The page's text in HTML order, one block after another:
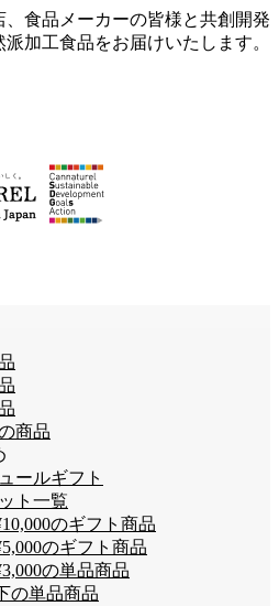
、食品メーカーの皆様と共創開発
加工食品をお届けいたします。
商品
ールギフト
ト一覧
のギフト商品
のギフト商品
の単品商品
の単品商品